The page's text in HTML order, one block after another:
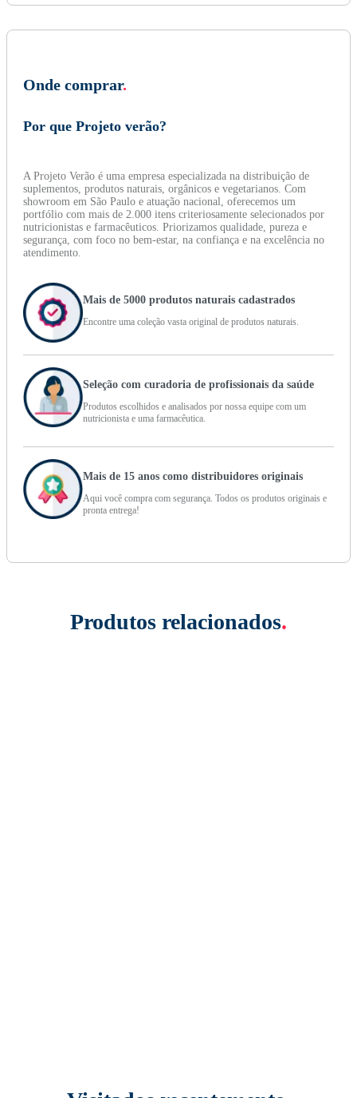
Onde comprar.
Por que Projeto verão?
A Projeto Verão é uma empresa especializada na distribuição de
suplementos, produtos naturais, orgânicos e vegetarianos. Com
showroom em São Paulo e atuação nacional, oferecemos um
portfólio com mais de 2.000 itens criteriosamente selecionados por
nutricionistas e farmacêuticos. Priorizamos qualidade, pureza e
segurança, com foco no bem-estar, na confiança e na excelência no
atendimento.
Mais de 5000 produtos naturais cadastrados
Encontre uma coleção vasta original de produtos naturais.
Seleção com curadoria de profissionais da saúde
Produtos escolhidos e analisados por nossa equipe com um
nutricionista e uma farmacêutica.
Mais de 15 anos como distribuidores originais
Aqui você compra com segurança. Todos os produtos originais e
pronta entrega!
Produtos relacionados.